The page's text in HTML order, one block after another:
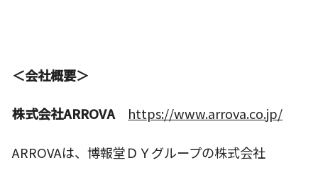
＜会社概要＞
株式会社ARROVA https://www.arrova.co.jp/
ARROVAは、博報堂ＤＹグループの株式会社